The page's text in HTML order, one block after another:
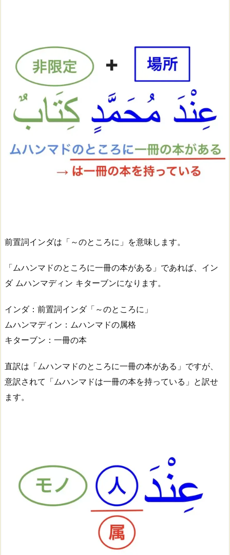
前置詞インダは「～のところに」を意味します。
「ムハンマドのところに一冊の本がある」であれば、イン
ダ ムハンマディン キターブンになります。
インダ：前置詞インダ「～のところに」
ムハンマディン：ムハンマドの属格
キターブン：一冊の本
直訳は「ムハンマドのところに一冊の本がある」ですが、
意訳されて「ムハンマドは一冊の本を持っている」と訳せ
ます。